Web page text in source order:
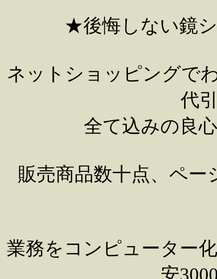
★後悔しない鏡
ネットショッピングで
代
全て込みの良
販売商品数十点、ペ
業務をコンピューター
安